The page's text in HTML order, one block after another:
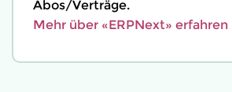
Abos/Verträge.
Mehr über «ERPNext» erfahren